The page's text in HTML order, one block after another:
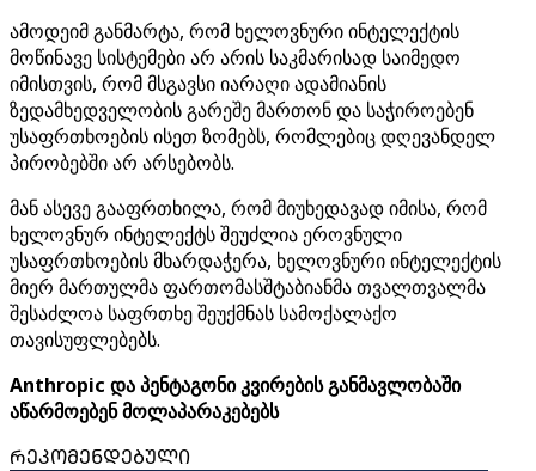
ამოდეიმ განმარტა, რომ ხელოვნური ინტელექტის
მოწინავე სისტემები არ არის საკმარისად საიმედო
იმისთვის, რომ მსგავსი იარაღი ადამიანის
ზედამხედველობის გარეშე მართონ და საჭიროებენ
უსაფრთხოების ისეთ ზომებს, რომლებიც დღევანდელ
პირობებში არ არსებობს.
მან ასევე გააფრთხილა, რომ მიუხედავად იმისა, რომ
ხელოვნურ ინტელექტს შეუძლია ეროვნული
უსაფრთხოების მხარდაჭერა, ხელოვნური ინტელექტის
მიერ მართულმა ფართომასშტაბიანმა თვალთვალმა
შესაძლოა საფრთხე შეუქმნას სამოქალაქო
თავისუფლებებს.
Anthropic და პენტაგონი კვირების განმავლობაში
აწარმოებენ მოლაპარაკებებს
ᲠᲔᲙᲝᲛᲔᲜᲓᲔᲑᲣᲚᲘ